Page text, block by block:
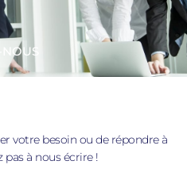
votre besoin ou de répondre à
pas à nous écrire !